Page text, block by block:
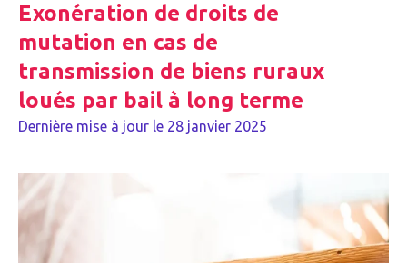
Exonération de droits de
mutation en cas de
transmission de biens ruraux
loués par bail à long terme
Dernière mise à jour le 28 janvier 2025